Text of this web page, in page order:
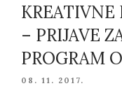
KREATIVNE
– PRIJAVE
PROGRAM
POSTED
08. 11. 2017.